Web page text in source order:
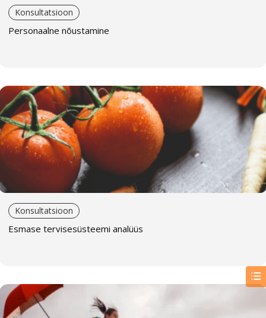
Lapse areng ja kasvatus
Tervisega seotud küsimused
Vali analüüs, mis Sulle huvi pakub. Kui Sa ei ole kindel,
millist analüüsi vajad, võta meiega ühendust ja me
leiame sobiva lahenduse.
Tasud nõustamise eest.
Me võtame Sinuga ühendust ja lepime kokku kohtumise.
Nõustamine toimub veebis või otse silmast silma
kohtumisel.
Pärast nõustamist saad sünnikaardi ja analüüsi
helisalvestuse.
baasanalüüs.
Kas on küsimusi? Võta meiega ühendust:
Konsultatsioon
Personaalne nõustamine
Konsultatsioon
Esmase tervisesüsteemi analüüs